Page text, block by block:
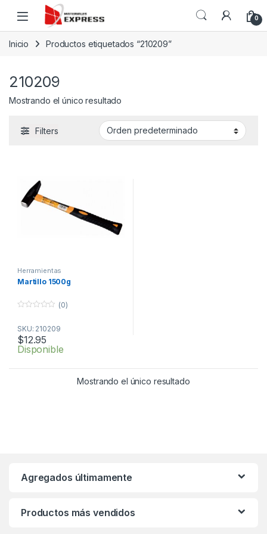
Skip to navigation
Skip to content
0
Inicio Productos etiquetados “210209”
210209
Mostrando el único resultado
Filters
Herramientas
Martillo 1500g
u
t
o
f
(0)
SKU: 210209
$12.95
Disponible
Mostrando el único resultado
Agregados últimamente
Productos más vendidos